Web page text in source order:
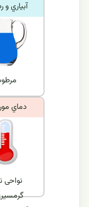
خصوصیات -
آبياري و